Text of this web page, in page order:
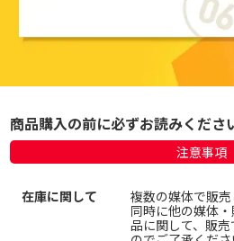
商品購入の前に必ずお読みくださ
注意事項
在庫に関して
複数の媒体で販
同時に他の媒体
品に関して、販